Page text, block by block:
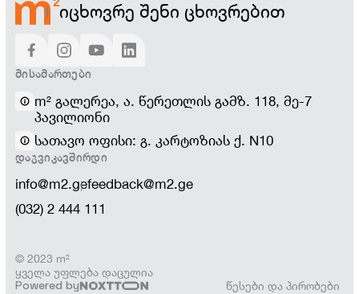
იცხოვრე შენი ცხოვრებით
ᲛᲘᲡᲐᲛᲐᲠᲗᲔᲑᲘ
m² გალერეა, ა. წერეთლის გამზ. 118, მე-7
პავილიონი
სათავო ოფისი: გ. კარტოზიას ქ. N10
ᲓᲐᲒᲕᲘᲙᲐᲕᲨᲘᲠᲓᲘ
info@m2.gefeedback@m2.ge
(032) 2 444 111
წესები და პირობები
© 2023 m²
ყველა უფლება დაცულია
Powered by